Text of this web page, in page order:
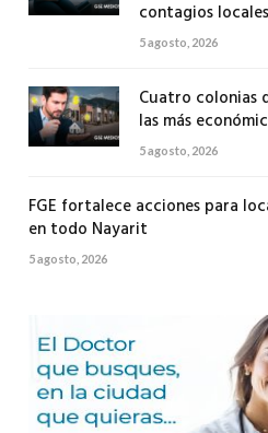
contagios locales
5 agosto, 2026
Cuatro colonias
las más
5 agosto, 2026
FGE fortalece acciones para
en todo Nayarit
5 agosto, 2026